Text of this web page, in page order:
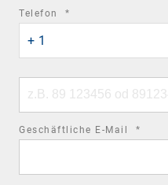
Telefon *
country
code
+ 1
number
Geschäftliche E-Mail *